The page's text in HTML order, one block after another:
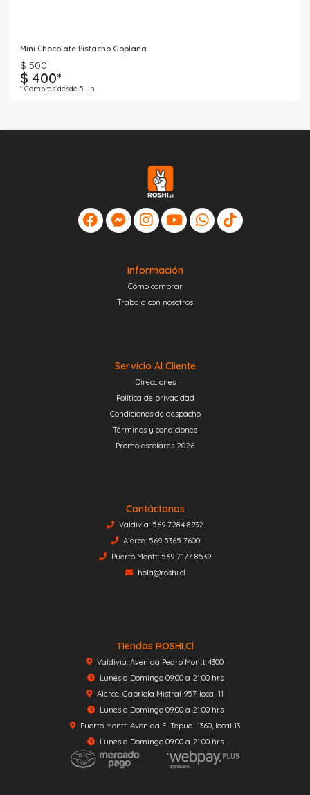
Mini Chocolate Pistacho Goplana
$ 500
$ 400*
* Compras desde 5 un.
Información
Cómo comprar
Trabaja con nosotros
Servicio Al Cliente
Direcciones
Política de privacidad
Condiciones de despacho
Términos y condiciones
Promo escolares 2026
Contáctanos
Valdivia: 569 7284 8932
Alerce: 569 5365 7600
Puerto Montt: 569 7177 8539
hola@roshi.cl
Tiendas ROSHI.cl
Valdivia: Avenida Pedro Montt 4300
Lunes a Domingo 09:00 a 21:00 hrs
Alerce: Gabriela Mistral 957, local 11
Lunes a Domingo 09:00 a 21:00 hrs
Puerto Montt: Avenida El Tepual 1360, local 13
Lunes a Domingo 09:00 a 21:00 hrs